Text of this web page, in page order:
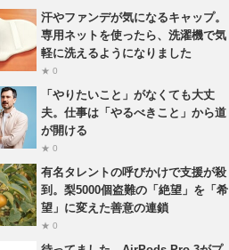
汗やファンデが気になるキャップ。
専用ネットを使ったら、洗濯機で気
軽に洗えるようになりました
★ 0
「やりたいこと」がなくても大丈
夫。仕事は「やるべきこと」から道
が開ける
★ 0
有名タレントの呼びかけで支援が殺
到。梨5000個盗難の「絶望」を「希
望」に変えた善意の連鎖
★ 0